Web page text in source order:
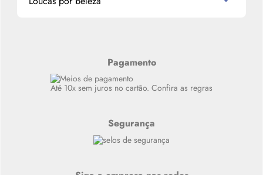
Siga nosso canal no Whatsapp
Pagamento
Até 10x sem juros no cartão. Confira as regras
Segurança